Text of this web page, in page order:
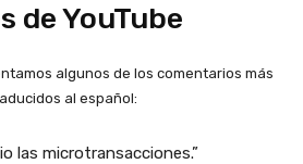
de YouTube
algunos de los comentarios más
al español:
las microtransacciones.”